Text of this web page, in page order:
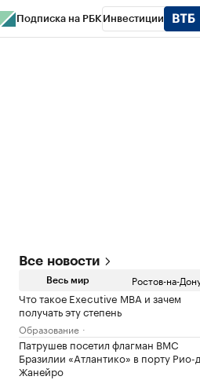
Подписка на РБК Инвестиции
Все новости
Весь мир Ростов-на-
Что такое Executive MBA и зачем
получать эту степень
Образование
Патрушев посетил флагман ВМС
Бразилии «Атлантико» в порту Рио-
Жанейро